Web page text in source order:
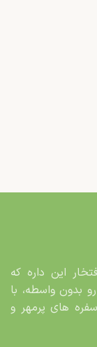
این داره که
بدون واسطه، با
های پرمهر و